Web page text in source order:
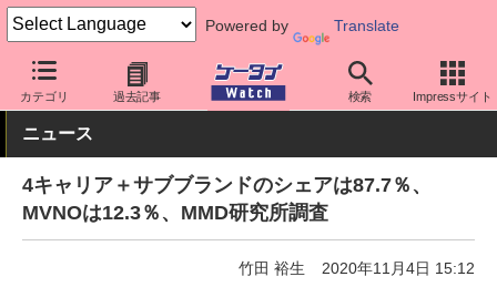
Powered by Translate
カテゴリ 過去記事 検索 Impressサイト
ケータイ Watch 業界動向 調査
ニュース
4キャリア＋サブブランドのシェアは87.7％、
MVNOは12.3％、MMD研究所調査
竹田 裕生 2020年11月4日 15:12